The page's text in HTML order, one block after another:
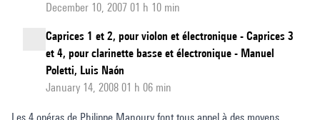
December 10, 2007 01 h 10 min
Caprices 1 et 2, pour violon et électronique - Caprices 3
et 4, pour clarinette basse et électronique - Manuel
Poletti, Luis Naón
January 14, 2008 01 h 06 min